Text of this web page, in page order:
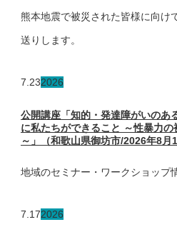
熊本地震で被災された皆様に向け
送りします。
7.232026
公開講座「知的・発達障がいのあ
に私たちができること ～性暴力
～」（和歌山県御坊市/2026年8月
地域のセミナー・ワークショップ
7.172026